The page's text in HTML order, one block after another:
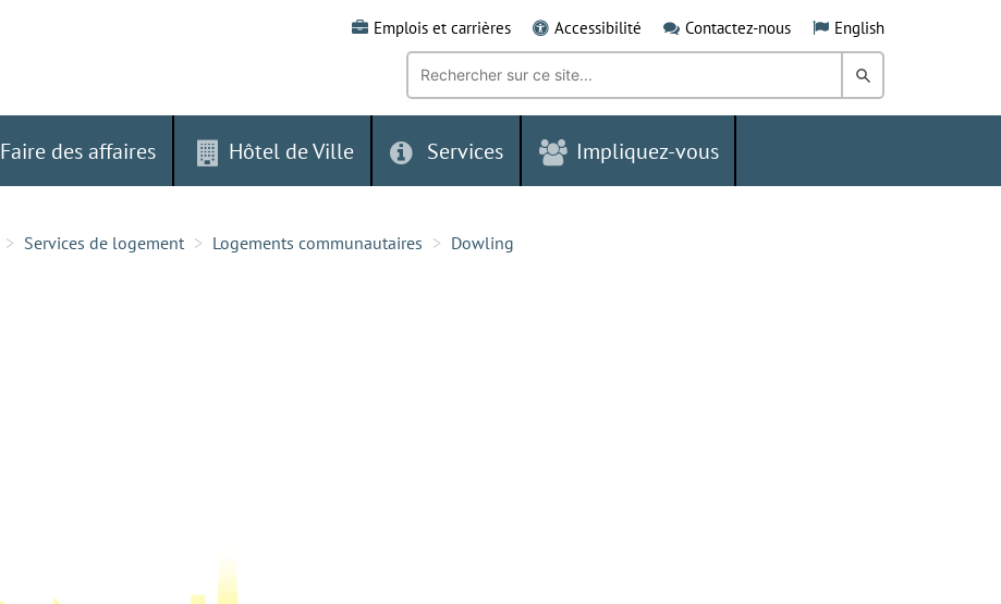
Emplois et carrières Accessibilité Contactez-nous English
Recherche
mot-
clé:
Rechercher
dans
Grand
Faire des affaires Hôtel de Ville Services Impliquez-vous
Services de logement Logements communautaires Dowling